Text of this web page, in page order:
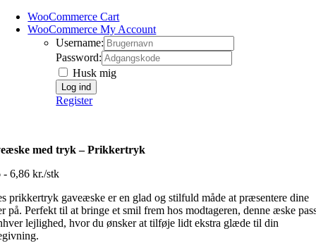
WooCommerce Cart
WooCommerce My Account
Username:
Password:
Husk mig
Register
med tryk – Prikkertryk
- 6,86 kr./stk
prikkertryk gaveæske er en glad og stilfuld måde at præsentere dine
på. Perfekt til at bringe et smil frem hos modtageren, denne æske
lejlighed, hvor du ønsker at tilføje lidt ekstra glæde til din